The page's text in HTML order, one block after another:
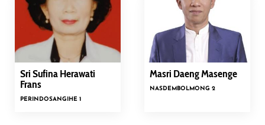
Sri Sufina Herawati
Frans
PERINDOSANGIHE 1
Masri Daeng Masenge
NASDEM BOLMONG 2